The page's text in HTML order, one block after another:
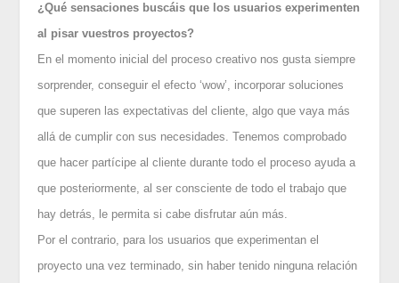
¿Qué sensaciones buscáis que los usuarios experimenten
al pisar vuestros proyectos?
En el momento inicial del proceso creativo nos gusta siempre
sorprender, conseguir el efecto ‘wow’, incorporar soluciones
que superen las expectativas del cliente, algo que vaya más
allá de cumplir con sus necesidades. Tenemos comprobado
que hacer partícipe al cliente durante todo el proceso ayuda a
que posteriormente, al ser consciente de todo el trabajo que
hay detrás, le permita si cabe disfrutar aún más.
Por el contrario, para los usuarios que experimentan el
proyecto una vez terminado, sin haber tenido ninguna relación